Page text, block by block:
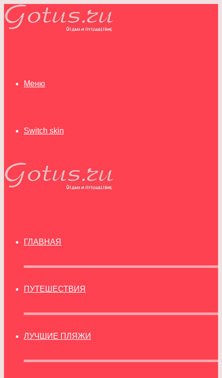
Меню
Switch skin
ГЛАВНАЯ
ПУТЕШЕСТВИЯ
ЛУЧШИЕ ПЛЯЖИ